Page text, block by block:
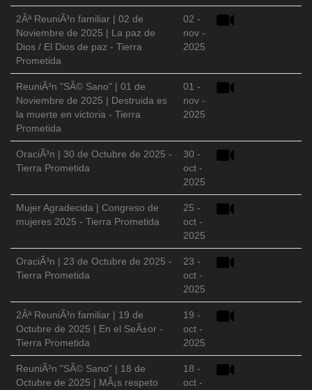
2Âª ReuniÃ³n familiar | 02 de
Noviembre de 2025 | La paz de
Dios / El Dios de paz - Tierra
Prometida
02 -
nov -
2025
ReuniÃ³n "SÃ© Sano" | 01 de
Noviembre de 2025 | Destruida es
la muerte en victoria - Tierra
Prometida
01 -
nov -
2025
OraciÃ³n | 30 de Octubre de 2025 -
Tierra Prometida
30 -
oct -
2025
Mujer Agradecida | Congreso de
mujeres 2025 - Tierra Prometida
25 -
oct -
2025
OraciÃ³n | 23 de Octubre de 2025 -
Tierra Prometida
23 -
oct -
2025
2Âª ReuniÃ³n familiar | 19 de
Octubre de 2025 | En el SeÃ±or -
Tierra Prometida
19 -
oct -
2025
ReuniÃ³n "SÃ© Sano" | 18 de
Octubre de 2025 | MÃ¡s respeto
18 -
oct -